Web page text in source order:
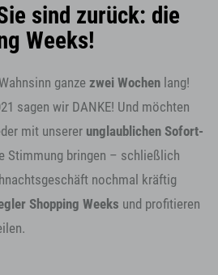
sind zurück: die
Weeks!
ganze zwei Wochen lang!
sagen wir DANKE! Und möchten
mit unserer unglaublichen Sofort-
Stimmung bringen – schließlich
nochmal kräftig
Shopping Weeks und profitieren